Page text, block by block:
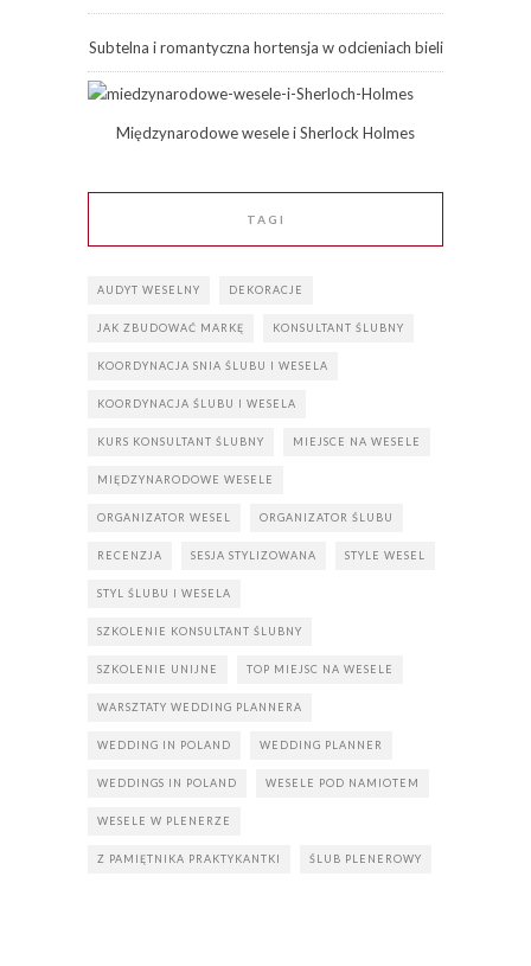
Subtelna i romantyczna hortensja w odcieniach bieli
Międzynarodowe wesele i Sherlock Holmes
TAGI
AUDYT WESELNY DEKORACJE
JAK ZBUDOWAĆ MARKĘ KONSULTANT ŚLUBNY
KOORDYNACJA SNIA ŚLUBU I WESELA
KOORDYNACJA ŚLUBU I WESELA
KURS KONSULTANT ŚLUBNY MIEJSCE NA WESELE
MIĘDZYNARODOWE WESELE
ORGANIZATOR WESEL ORGANIZATOR ŚLUBU
RECENZJA SESJA STYLIZOWANA STYLE WESEL
STYL ŚLUBU I WESELA
SZKOLENIE KONSULTANT ŚLUBNY
SZKOLENIE UNIJNE TOP MIEJSC NA WESELE
WARSZTATY WEDDING PLANNERA
WEDDING IN POLAND WEDDING PLANNER
WEDDINGS IN POLAND WESELE POD NAMIOTEM
WESELE W PLENERZE
Z PAMIĘTNIKA PRAKTYKANTKI ŚLUB PLENEROWY